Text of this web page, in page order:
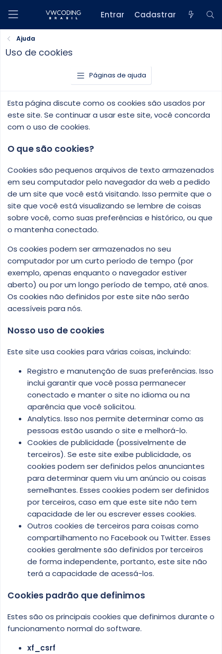
Entrar Cadastrar
Ajuda
Uso de cookies
Páginas de ajuda
Esta página discute como os cookies são usados por
este site. Se continuar a usar este site, você concorda
com o uso de cookies.
O que são cookies?
Cookies são pequenos arquivos de texto armazenados
em seu computador pelo navegador da web a pedido
de um site que você está visitando. Isso permite que o
site que você está visualizando se lembre de coisas
sobre você, como suas preferências e histórico, ou que
o mantenha conectado.
Os cookies podem ser armazenados no seu
computador por um curto período de tempo (por
exemplo, apenas enquanto o navegador estiver
aberto) ou por um longo período de tempo, até anos.
Os cookies não definidos por este site não serão
acessíveis para nós.
Nosso uso de cookies
Este site usa cookies para várias coisas, incluindo:
Registro e manutenção de suas preferências. Isso
inclui garantir que você possa permanecer
conectado e manter o site no idioma ou na
aparência que você solicitou.
Analytics. Isso nos permite determinar como as
pessoas estão usando o site e melhorá-lo.
Cookies de publicidade (possivelmente de
terceiros). Se este site exibe publicidade, os
cookies podem ser definidos pelos anunciantes
para determinar quem viu um anúncio ou coisas
semelhantes. Esses cookies podem ser definidos
por terceiros, caso em que este site não tem
capacidade de ler ou escrever esses cookies.
Outros cookies de terceiros para coisas como
compartilhamento no Facebook ou Twitter. Esses
cookies geralmente são definidos por terceiros
de forma independente, portanto, este site não
terá a capacidade de acessá-los.
Cookies padrão que definimos
Estes são os principais cookies que definimos durante o
funcionamento normal do software.
xf_csrf